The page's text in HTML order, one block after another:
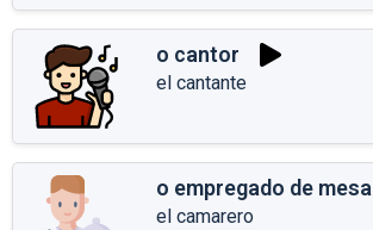
o cantor
el cantante
o empregado de mesa
el camarero